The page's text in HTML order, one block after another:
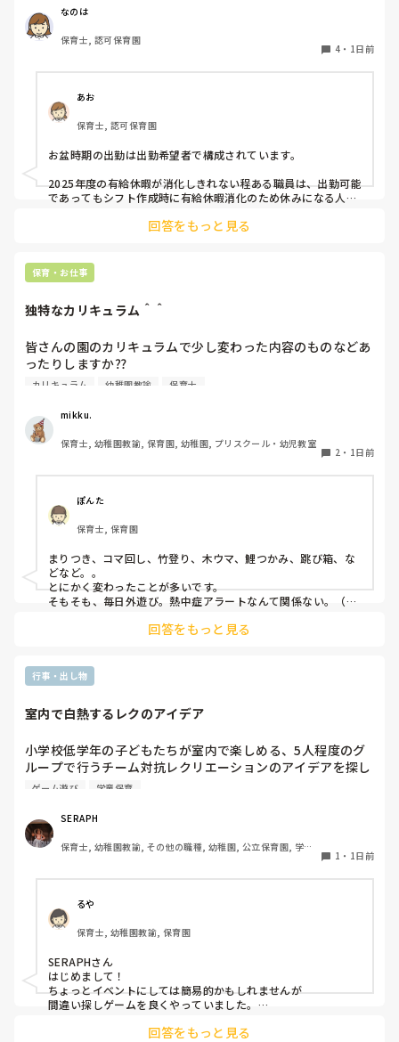
皆さんの園はいかがですか？
なのは
保育士, 認可保育園
4 ・ 1日前
あお
保育士, 認可保育園
お盆時期の出勤は出勤希望者で構成されています。
2025年度の有給休暇が消化しきれない程ある職員は、出勤可能
であってもシフト作成時に有給休暇消化のため休みになる人が
回答をもっと見る
保育・お仕事
独特なカリキュラム＾＾
皆さんの園のカリキュラムで少し変わった内容のものなどあ
ったりしますか⁇
のみ）・乾布摩擦（年中組以上児が体育の時間に体操服の上
から行っています）があります。
♪
カリキュラム 幼稚園教諭 保育士
mikku.
保育士, 幼稚園教諭, 保育園, 幼稚園, プリスクール・幼児教室
2 ・ 1日前
ぽんた
保育士, 保育園
まりつき、コマ回し、竹登り、木ウマ、鯉つかみ、跳び箱、な
どなど。。
とにかく変わったことが多いです。
そもそも、毎日外遊び。熱中症アラートなんて関係ない。（日
回答をもっと見る
行事・出し物
室内で白熱するレクのアイデア
小学校低学年の子どもたちが室内で楽しめる、5人程度のグ
ループで行うチーム対抗レクリエーションのアイデアを探し
ています。今回は夏休みの特別イベントとして実施するた
るものを探しています。現場の準備に手間がかかりすぎず、
子どもたちが夢中になれるおすすめのゲームがあればぜひ教
えてください。
ゲーム遊び 学童保育
SERAPH
保育士, 幼稚園教諭, その他の職種, 幼稚園, 公立保育園, 学童
1 ・ 1日前
るや
保育士, 幼稚園教諭, 保育園
SERAPHさん
はじめまして！
ちょっとイベントにしては簡易的かもしれませんが
間違い探しゲームを良くやっていました。
回答をもっと見る